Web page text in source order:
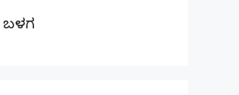
ಬಳಗ